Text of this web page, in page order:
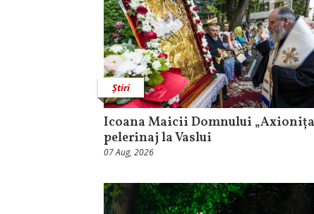
Știri
Icoana Maicii Domnului
pelerinaj la Vaslui
07 Aug, 2026